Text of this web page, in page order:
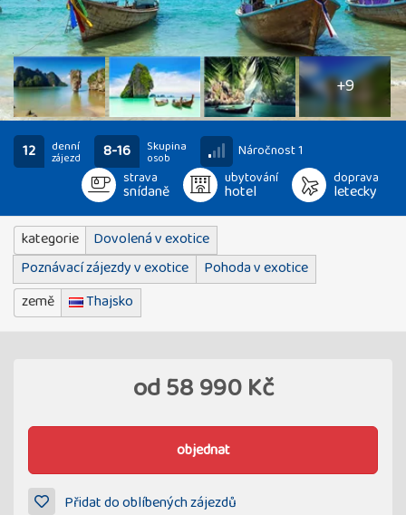
14
fotografií
+9
12 denní
zájezd 8-16 Skupina
osob
Náročnost 1
strava
snídaně
ubytování
hotel
doprava
letecky
kategorie
Dovolená v exotice
Poznávací zájezdy v exotice
Pohoda v exotice
země
Thajsko
od58 990 Kč
objednat
Přidat do oblíbených zájezdů